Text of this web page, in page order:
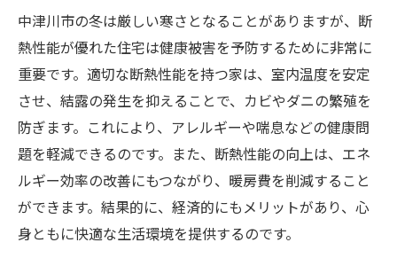
断熱リフォームの効果的なアプローチ
断熱性能向上の最新技術
断熱性能で結露を防ぐ！中津川市の住宅対策ガ
イド
断熱性能を高めるためのチェックリスト
断熱リフォームのステップバイステップガ
イド
断熱性能を向上させるための専門家のアド
バイス
中津川市の冬は厳しい寒さとなることがありますが、断
熱性能が優れた住宅は健康被害を予防するために非常に
重要です。適切な断熱性能を持つ家は、室内温度を安定
させ、結露の発生を抑えることで、カビやダニの繁殖を
防ぎます。これにより、アレルギーや喘息などの健康問
題を軽減できるのです。また、断熱性能の向上は、エネ
ルギー効率の改善にもつながり、暖房費を削減すること
ができます。結果的に、経済的にもメリットがあり、心
身ともに快適な生活環境を提供するのです。